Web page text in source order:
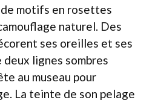
motifs en rosettes
naturel. Des
ses oreilles et ses
lignes sombres
au museau pour
La teinte de son pelage